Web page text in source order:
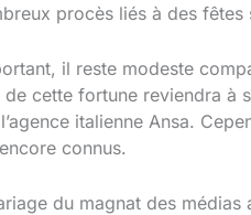
procès liés à des fêtes
il reste modeste
cette fortune reviendra à
italienne Ansa.
connus.
du magnat des